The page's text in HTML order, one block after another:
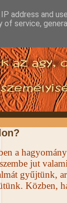
a
jut
gyűjtünk,
Közben,
address and
of service,